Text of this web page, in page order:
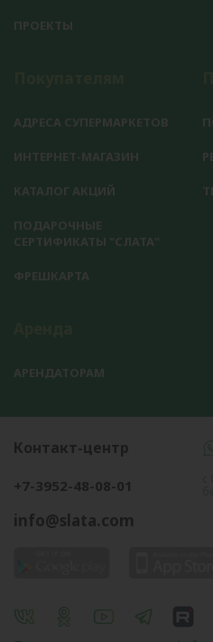
ПРОЕКТЫ
АДРЕСА СУПЕРМАРКЕТОВ
ИНТЕРНЕТ-МАГАЗИН
КАТАЛОГ АКЦИЙ
ПОДАРОЧНЫЕ
СЕРТИФИКАТЫ "СЛАТА"
ФРЕШКАРТА
АРЕНДАТОРАМ
Контакт-центр
+7-3952-48-08-01
info@slata.com